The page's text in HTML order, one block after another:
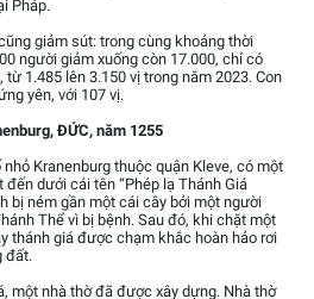
Pháp.
giảm sút: trong cùng khoảng thời
người giảm xuống còn 17.000, chỉ có
1.485 lên 3.150 vị trong năm 2023. Con
yên, với 107 vị.
ĐỨC, năm 1255
Kranenburg thuộc quận Kleve, có một
dưới cái tên “Phép lạ Thánh Giá
bị ném gần một cái cây bởi một người
Thể vì bị bệnh. Sau đó, khi chặt một
thánh giá được chạm khắc hoàn hảo rơi
đất.
một nhà thờ đã được xây dựng. Nhà thờ